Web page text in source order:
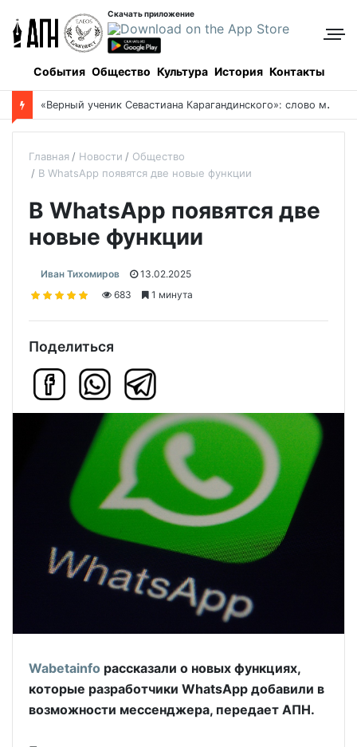
Скачать приложение
События Общество Культура История Контакты
«Верный ученик Севастиана Карагандинского»: слово митрополита Александра о почившем схиархимандрите Пахомии
Главная Новости
Общество
В WhatsApp появятся две новые функции
В WhatsApp появятся две
новые функции
Иван Тихомиров
13.02.2025
683
1 минута
Поделиться
Wabetainfo рассказали о новых функциях,
которые разработчики WhatsApp добавили в
возможности мессенджера, передает АПН.